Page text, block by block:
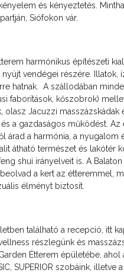
és kényeztetés.
Siófokon vár.
harmónikus építészeti
vendégei részére.
hatnak. A szállodában
faborítások, kőszobrok)
Jacuzzi
a gazdaságos működést.
árad a harmónia, a
átható természet és lakótér
shui irányelveit is. A
a kert az étteremmel,
élményt biztosít.
található a recepció, itt
részlegünk és
Étterem épületébe,
SUPERIOR szobáink, illetve